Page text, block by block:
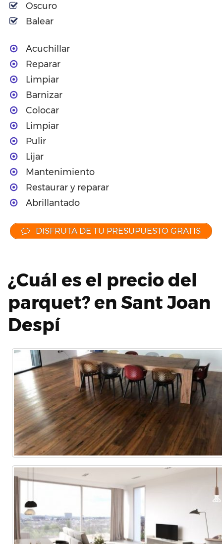
Oscuro
Balear
Acuchillar
Reparar
Limpiar
Barnizar
Colocar
Limpiar
Pulir
Lijar
Mantenimiento
Restaurar y reparar
Abrillantado
DISFRUTA DE TU PRESUPUESTO GRATIS
¿Cuál es el precio del
parquet? en Sant Joan
Despí